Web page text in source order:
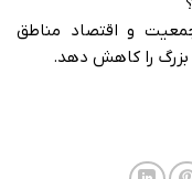
جمعیت و اقتصاد مناطق
بزرگ را کاهش دهد.